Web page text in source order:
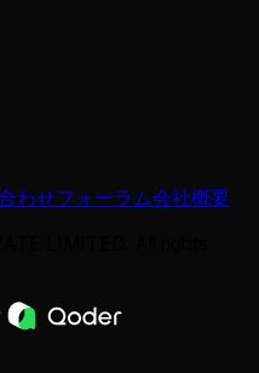
わせフォーラム会社概要